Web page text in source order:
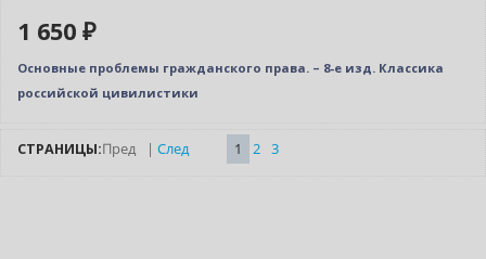
1 650 ₽
Основные проблемы гражданского права. – 8-е изд. Классика
российской цивилистики
СТРАНИЦЫ:Пред | След 1 2 3